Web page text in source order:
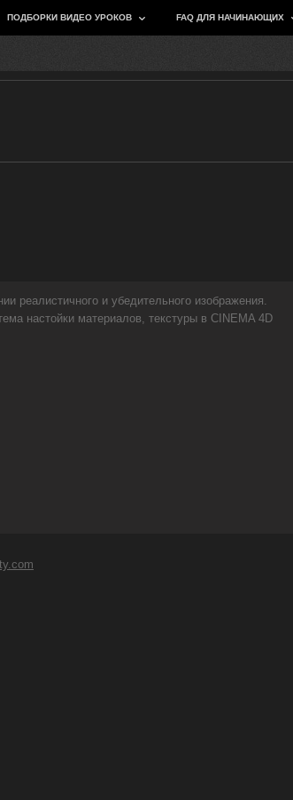
ПОДБОРКИ ВИДЕО УРОКОВ FAQ ДЛЯ НАЧИНАЮЩИХ
реалистичного и убедительного изображения.
настойки материалов, текстуры в CINEMA 4D